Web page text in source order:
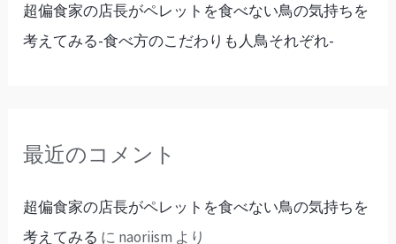
超偏食家の店長がペレットを食べない鳥の気持ちを
考えてみる-食べ方のこだわりも人鳥それぞれ-
最近のコメント
超偏食家の店長がペレットを食べない鳥の気持ちを
考えてみる に naoriism より